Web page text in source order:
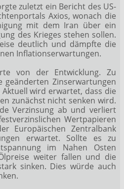
zuletzt ein Bericht des US-
Axios, wonach die
mit dem Iran über ein
des Krieges stehen sollen.
deutlich und dämpfte die
Inflationserwartungen.
von der Entwicklung. Zu
geänderten Zinserwartungen
wird erwartet, dass die
zunächst nicht senken wird.
Verzinsung ab und verliert
Wertpapieren
Europäischen Zentralbank
erwartet. Sollte es zu
im Nahen Osten
weiter fallen und die
sinken. Dies würde auch